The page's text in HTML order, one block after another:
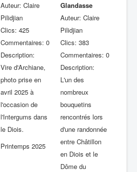
Auteur: Claire
Pilidjian
Clics: 425
Commentaires: 0
Description:
Vire d'Archiane,
photo prise en
avril 2025 à
l'occasion de
l'Intergums dans
le Diois.
Printemps 2025
Glandasse
Auteur: Claire
Pilidjian
Clics: 383
Commentaires: 0
Description:
L'un des
nombreux
bouquetins
rencontrés lors
d'une randonnée
entre Châtillon
en Diois et le
Dôme du